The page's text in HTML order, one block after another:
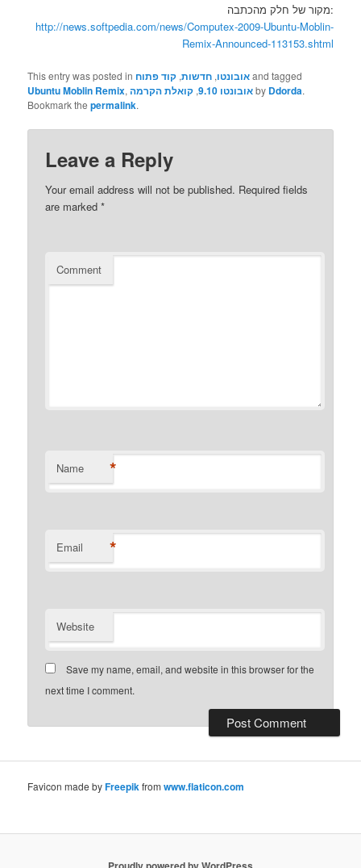
מקור של חלק מהכתבה:
http://news.softpedia.com/news/Computex-2009-Ubuntu-Moblin-
Remix-Announced-113153.shtml
This entry was posted in אובונטו, חדשות, קוד פתוח and tagged
Ubuntu Moblin Remix, אובונטו 9.10 , קואלת הקרמה by Ddorda.
Bookmark thepermalink.
Leave a Reply
Your email address will not be published. Required fields
are marked*
Comment
Name *
Email *
Website
Save my name, email, and website in this browser for the
next time I comment.
Favicon made byFreepikfromwww.flaticon.com